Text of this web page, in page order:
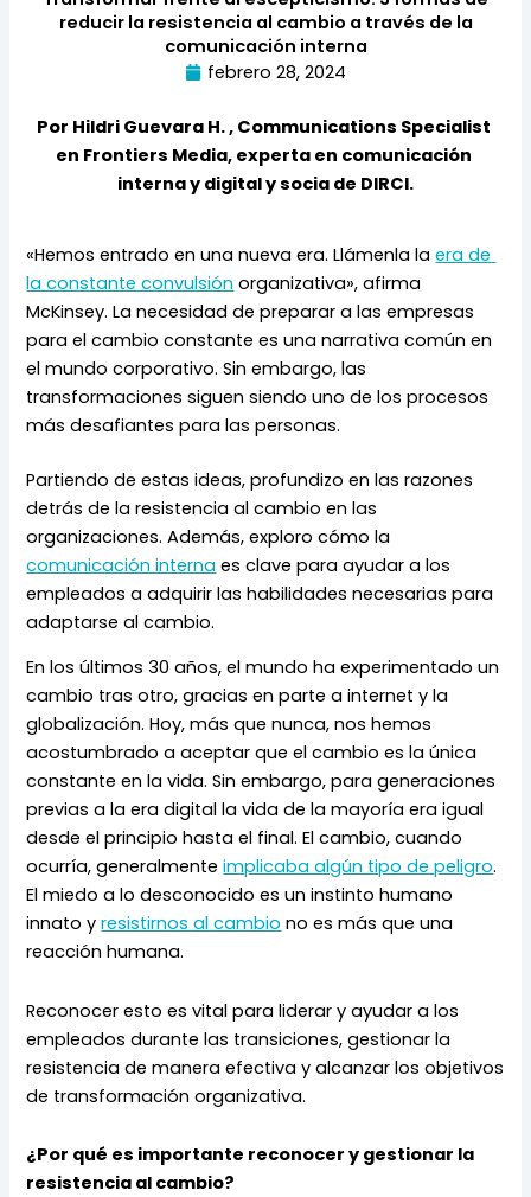
reducir la resistencia al cambio a través de la
comunicación interna
febrero 28, 2024
Por Hildri Guevara H. , Communications Specialist
en Frontiers Media, experta en comunicación
interna y digital y socia de DIRCI.
«Hemos entrado en una nueva era. Llámenla la era de
la constante convulsión organizativa», afirma
McKinsey. La necesidad de preparar a las empresas
para el cambio constante es una narrativa común en
el mundo corporativo. Sin embargo, las
transformaciones siguen siendo uno de los procesos
más desafiantes para las personas.
Partiendo de estas ideas, profundizo en las razones
detrás de la resistencia al cambio en las
comunicación interna es clave para ayudar a los
empleados a adquirir las habilidades necesarias para
adaptarse al cambio.
En los últimos 30 años, el mundo ha experimentado un
cambio tras otro, gracias en parte a internet y la
globalización. Hoy, más que nunca, nos hemos
acostumbrado a aceptar que el cambio es la única
constante en la vida. Sin embargo, para generaciones
previas a la era digital la vida de la mayoría era igual
desde el principio hasta el final. El cambio, cuando
ocurría, generalmente implicaba algún tipo de peligro.
El miedo a lo desconocido es un instinto humano
innato y resistirnos al cambio no es más que una
reacción humana.
Reconocer esto es vital para liderar y ayudar a los
empleados durante las transiciones, gestionar la
resistencia de manera efectiva y alcanzar los objetivos
de transformación organizativa.
¿Por qué es importante reconocer y gestionar la
resistencia al cambio?